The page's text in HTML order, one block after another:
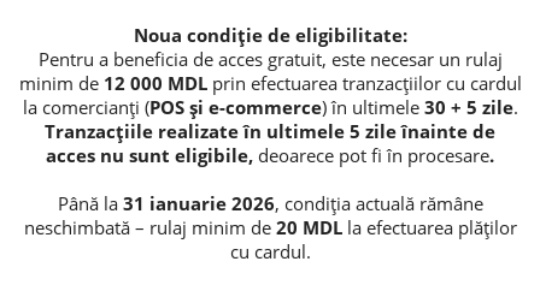
Credite de consum
Credite ipotecare
Noua condiție de eligibilitate:
Pentru a beneficia de acces gratuit, este necesar un rulaj
minim de 12 000 MDLprin efectuarea tranzacțiilor cu cardul
la comercianți (POS și e-commerce) în ultimele 30 + 5 zile.
Tranzacțiile realizate în ultimele 5 zile înainte de
acces nu sunt eligibile, deoarece pot fi în procesare.
Până la 31 ianuarie 2026, condiția actuală rămâne
neschimbată – rulaj minim de 20 MDLla efectuarea plăților
cu cardul.